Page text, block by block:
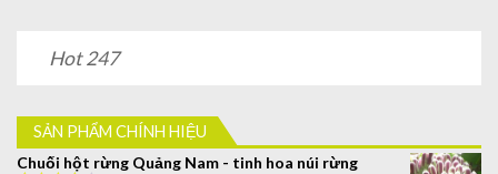
Hot 247
SẢN PHẨM CHÍNH HIỆU
Chuối hột rừng Quảng Nam - tinh hoa núi rừng